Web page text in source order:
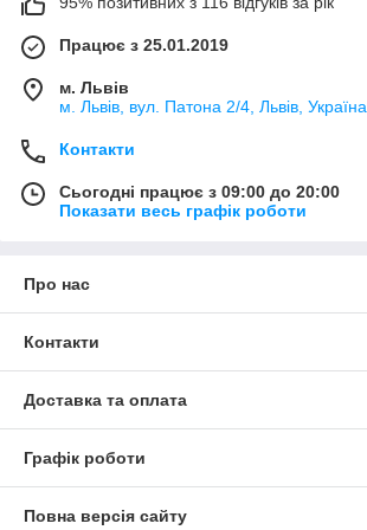
Працює з 25.01.2019
м. Львів
м. Львів, вул. Патона 2/4, Львів, Україна
Контакти
Сьогодні працює з 09:00 до 20:00
Показати весь графік роботи
Про нас
Контакти
Доставка та оплата
Графік роботи
Повна версія сайту